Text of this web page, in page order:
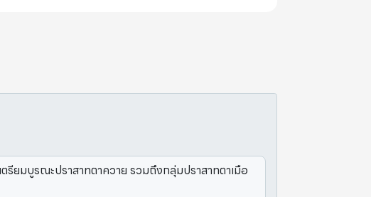
ยมบูรณะปราสาทตาควาย รวมถึงกลุ่มปราสาทตาเมือ